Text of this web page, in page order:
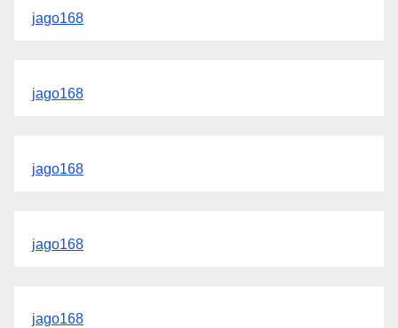
jago168
jago168
jago168
jago168
jago168